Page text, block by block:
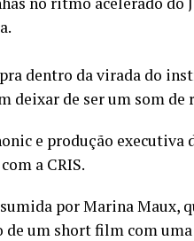
dentro da virada do
deixar de ser um som de
e produção executiva
a CRIS.
por Marina Maux,
de um short film com